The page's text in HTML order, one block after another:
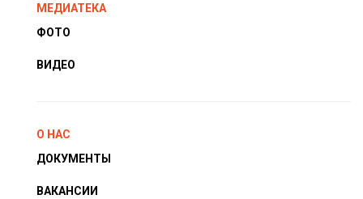
МЕДИАТЕКА
ФОТО
ВИДЕО
О НАС
ДОКУМЕНТЫ
ВАКАНСИИ